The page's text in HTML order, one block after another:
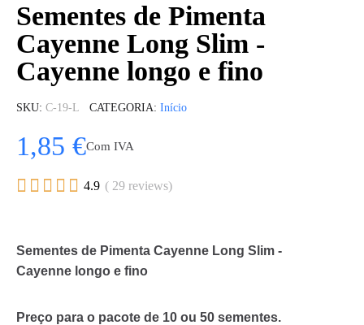
Sementes de Pimenta
Cayenne Long Slim -
Cayenne longo e fino
SKU C-19-L CATEGORIA Início
1,85 €Com IVA
     4.9 ( 29 reviews)
Sementes de Pimenta Cayenne Long Slim -
Cayenne longo e fino
Preço para o pacote de 10 ou 50 sementes.